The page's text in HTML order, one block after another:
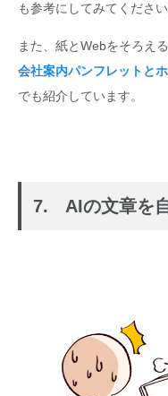
も参考にしてみてください
また、紙とWebをそろえ
会社案内パンフレットと
でも紹介しています。
7. AIの文章を